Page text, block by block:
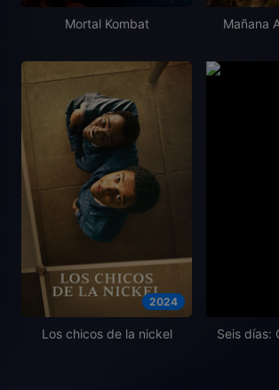
Mortal Kombat Mañana
2024
Los chicos de la nickel Seis días: